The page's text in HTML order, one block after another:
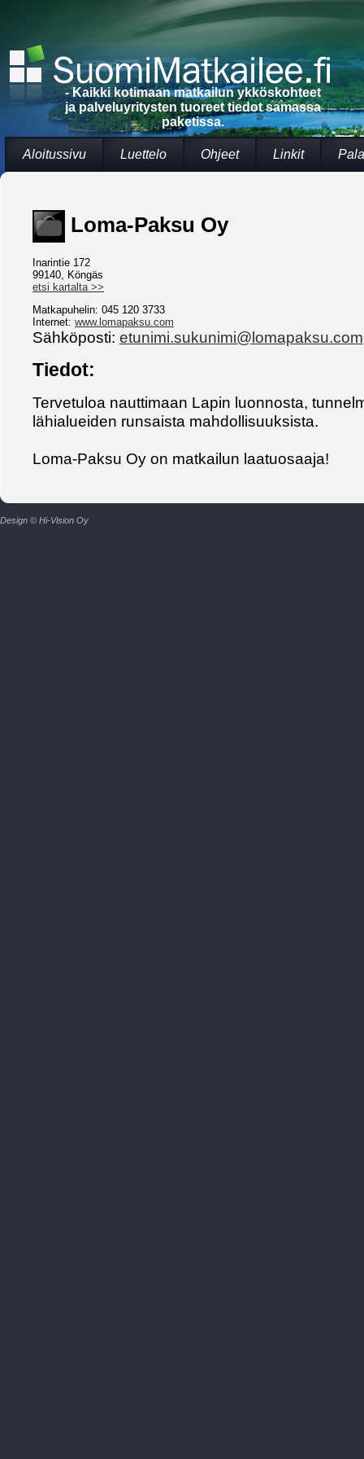
- Kaikki kotimaan matkailun ykköskohteet
ja palveluyritysten tuoreet tiedot samassa
paketissa.
Aloitussivu Luettelo Ohjeet Linkit
Loma-Paksu Oy
Inarintie 172
99140, Köngäs
etsi kartalta >>
Matkapuhelin: 045 120 3733
Internet: www.lomapaksu.com
Sähköposti: etunimi.sukunimi@lomapaksu.com
Tiedot:
Tervetuloa nauttimaan Lapin luonnosta,
lähialueiden runsaista mahdollisuuksista.
Loma-Paksu Oy on matkailun laatuosaaja!
Design © Hi-Vision Oy